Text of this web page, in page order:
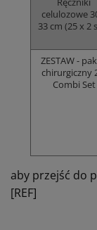
celulozowe
33 cm (25 x 2
ZESTAW -
chirurgiczny
Combi Set
aby przejść do
[REF]